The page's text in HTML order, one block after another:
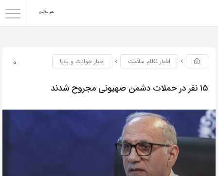
0 اخبار نظام سلامت اخبار حوادث و بلایا
۱۵ نفر در حملات دشمن صهیونی مجروح شدند